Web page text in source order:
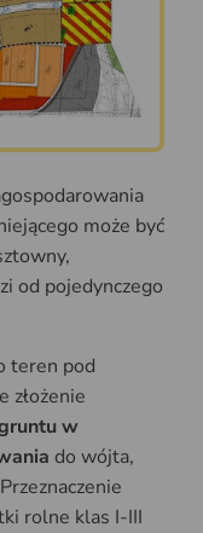
może być
od pojedynczego
teren pod
złożenie
w
do wójta,
rolne klas I-III